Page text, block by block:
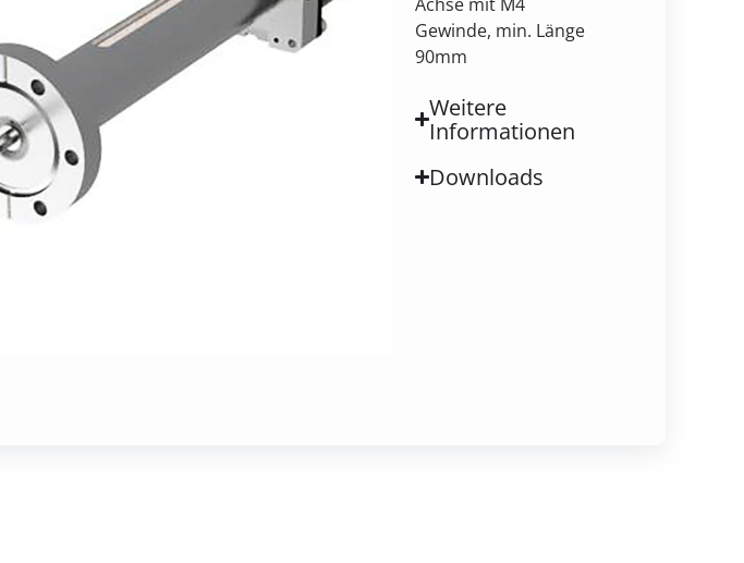
Gewinde, min. Länge
90mm
Weitere
Informationen
Downloads